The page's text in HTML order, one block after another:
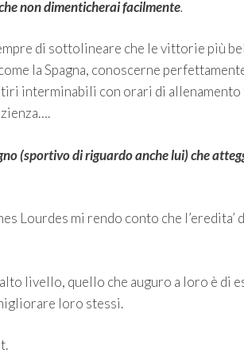
non dimenticherai facilmente.
di sottolineare che le vittorie più
la Spagna, conoscerne
interminabili con orari di
(sportivo di riguardo anche lui) che
Lourdes mi rendo conto che
livello, quello che auguro a loro è di
loro stessi.